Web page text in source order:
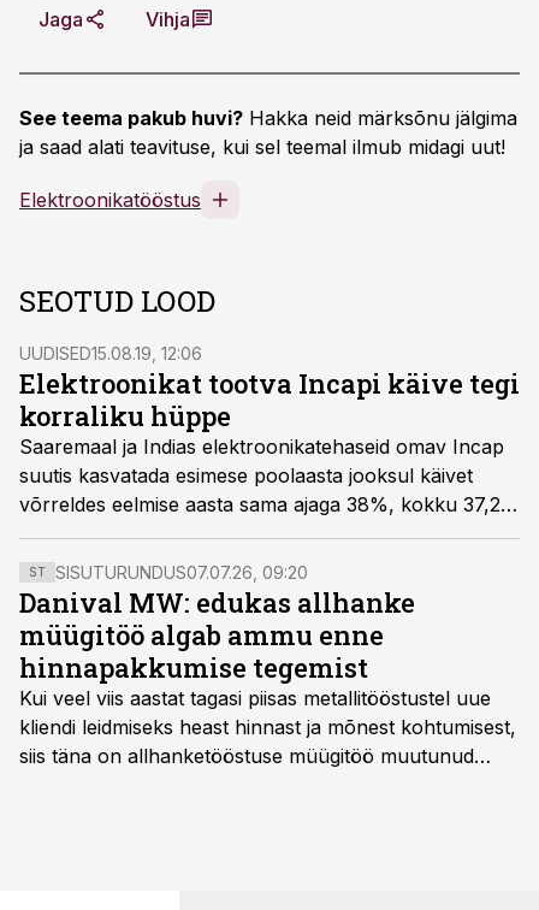
Jaga Vihja
See teema pakub huvi? Hakka neid märksõnu jälgima
ja saad alati teavituse, kui sel teemal ilmub midagi uut!
Elektroonikatööstus
SEOTUD LOOD
UUDISED15.08.19, 12:06
Elektroonikat tootva Incapi käive tegi
korraliku hüppe
Saaremaal ja Indias elektroonikatehaseid omav Incap
suutis kasvatada esimese poolaasta jooksul käivet
võrreldes eelmise aasta sama ajaga 38%, kokku 37,2
miljoni euroni. Ettevõtte kasum kasvas samal ajal 87%
5,7 miljoni euroni.
ST SISUTURUNDUS07.07.26, 09:20
Danival MW: edukas allhanke
müügitöö algab ammu enne
hinnapakkumise tegemist
Kui veel viis aastat tagasi piisas metallitööstustel uue
kliendi leidmiseks heast hinnast ja mõnest kohtumisest,
siis täna on allhanketööstuse müügitöö muutunud